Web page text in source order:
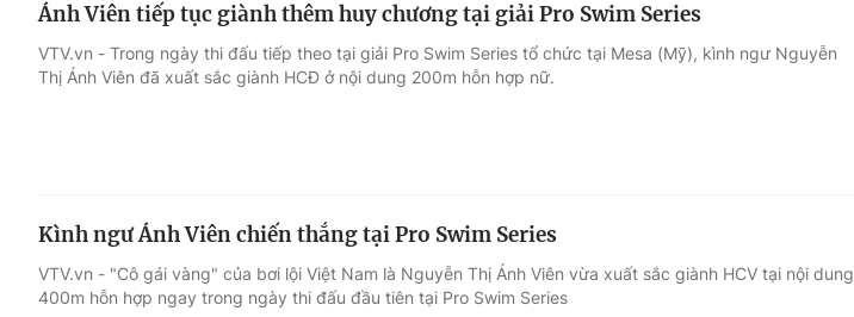
Ánh Viên tiếp tục giành thêm huy chương tại giải Pro Swim Series
VTV.vn - Trong ngày thi đấu tiếp theo tại giải Pro Swim Series tổ chức tại Mesa (Mỹ), kình ngư Nguyễn
Thị Ánh Viên đã xuất sắc giành HCĐ ở nội dung 200m hỗn hợp nữ.
Kình ngư Ánh Viên chiến thắng tại Pro Swim Series
VTV.vn - "Cô gái vàng" của bơi lội Việt Nam là Nguyễn Thị Ánh Viên vừa xuất sắc giành HCV tại nội dung
400m hỗn hợp ngay trong ngày thi đấu đầu tiên tại Pro Swim Series